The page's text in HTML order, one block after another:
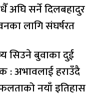
सर्ने दिलबहादुर
लागि संघर्षरत
सिउने बुवाका दुई
: अभावलाई हराउँदै
नयाँ इतिहास